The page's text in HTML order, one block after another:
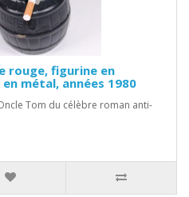
rouge, figurine en
métal, années 1980
Tom du célèbre roman anti-